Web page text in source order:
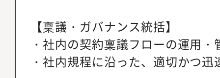
【稟議・ガバナンス統括】
・社内の契約稟議フローの運用・
・社内規程に沿った、適切かつ